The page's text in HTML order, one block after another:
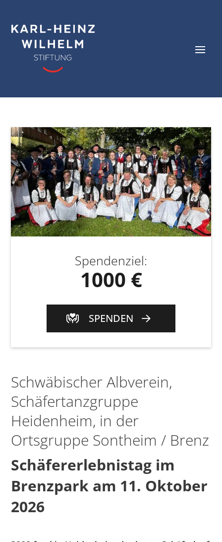
Schwäbischer Albverein,
Schäfertanzgruppe
Heidenheim, in der
Ortsgruppe Sontheim / Brenz
Schäfererlebnistag im
Brenzpark am 11. Oktober
2026
Spendenziel:
1000 €
SPENDEN